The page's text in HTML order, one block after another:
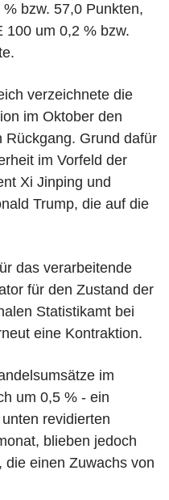
bzw. 57,0 Punkten,
100 um 0,2 % bzw.
verzeichnete die
im Oktober den
Rückgang. Grund dafür
im Vorfeld der
Xi Jinping und
Trump, die auf die
das verarbeitende
für den Zustand der
Statistikamt bei
eine Kontraktion.
im
um 0,5 % - ein
revidierten
blieben jedoch
die einen Zuwachs von